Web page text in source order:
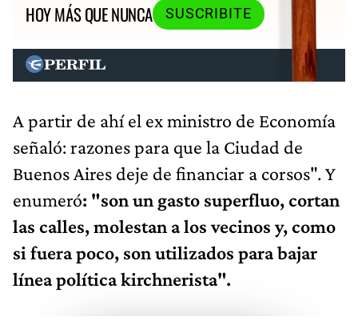
HOY MÁS QUE NUNCA
SUSCRIBITE
A partir de ahí el ex ministro de Economía
señaló: razones para que la Ciudad de
Buenos Aires deje de financiar a corsos". Y
enumeró: "son un gasto superfluo, cortan
las calles, molestan a los vecinos y, como
si fuera poco, son utilizados para bajar
línea política kirchnerista".